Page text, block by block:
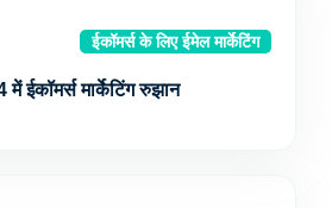
ईकॉमर्स के लिए ईमेल मार्केटिंग
ईकॉमर्स मार्केटिंग रुझान